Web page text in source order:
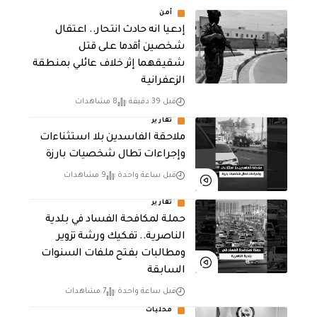
أمن
إدعيا انه حادث انتحار.. اعتقال
شخصين أقدما على قتل
شقيقهما إثر خلاف عائلي بمنطقة
الزعفرانية
قبل 39 دقيقة 8 مشاهدات
تقارير
ملاحقة الفاسدين بلا استثناءات
وإجراءات تطال شخصيات بارزة
قبل ساعة واحدة 9 مشاهدات
تقارير
حملة لمكافحة الفساد في بلدية
الناصرية.. تفكيك ورشة تزوير
ومطالبات بفتح ملفات السنوات
السابقة
قبل ساعة واحدة 7 مشاهدات
محليات